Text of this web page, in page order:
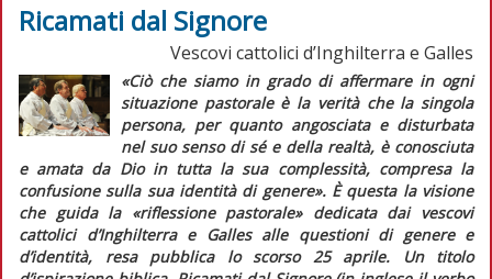
Ricamati dal Signore
Vescovi cattolici d’Inghilterra e Galles
«Ciò che siamo in grado di affermare in ogni
situazione pastorale è la verità che la singola
persona, per quanto angosciata e disturbata
nel suo senso di sé e della realtà, è conosciuta
e amata da Dio in tutta la sua complessità, compresa la
confusione sulla sua identità di genere».È questa la visione
che guida la «riflessione pastorale»dedicata dai vescovi
cattolici d’Inghilterra e Galles alle questioni di genere e
d’identità, resa pubblica lo scorso 25 aprile. Un titolo